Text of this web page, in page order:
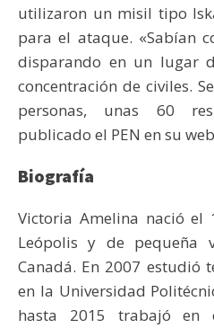
utilizaron un misil tipo
para el ataque. «Sabían
disparando en un lugar
concentración de civiles.
personas, unas 60
publicado el PEN en su
Biografía
Victoria Amelina nació el
Leópolis y de pequeña
Canadá. En 2007 estudió
en la Universidad
hasta 2015 trabajó en